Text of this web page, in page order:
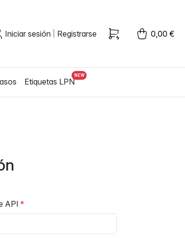
Iniciar sesión Registrarse 0,00 €
Etiquetas LPN
API